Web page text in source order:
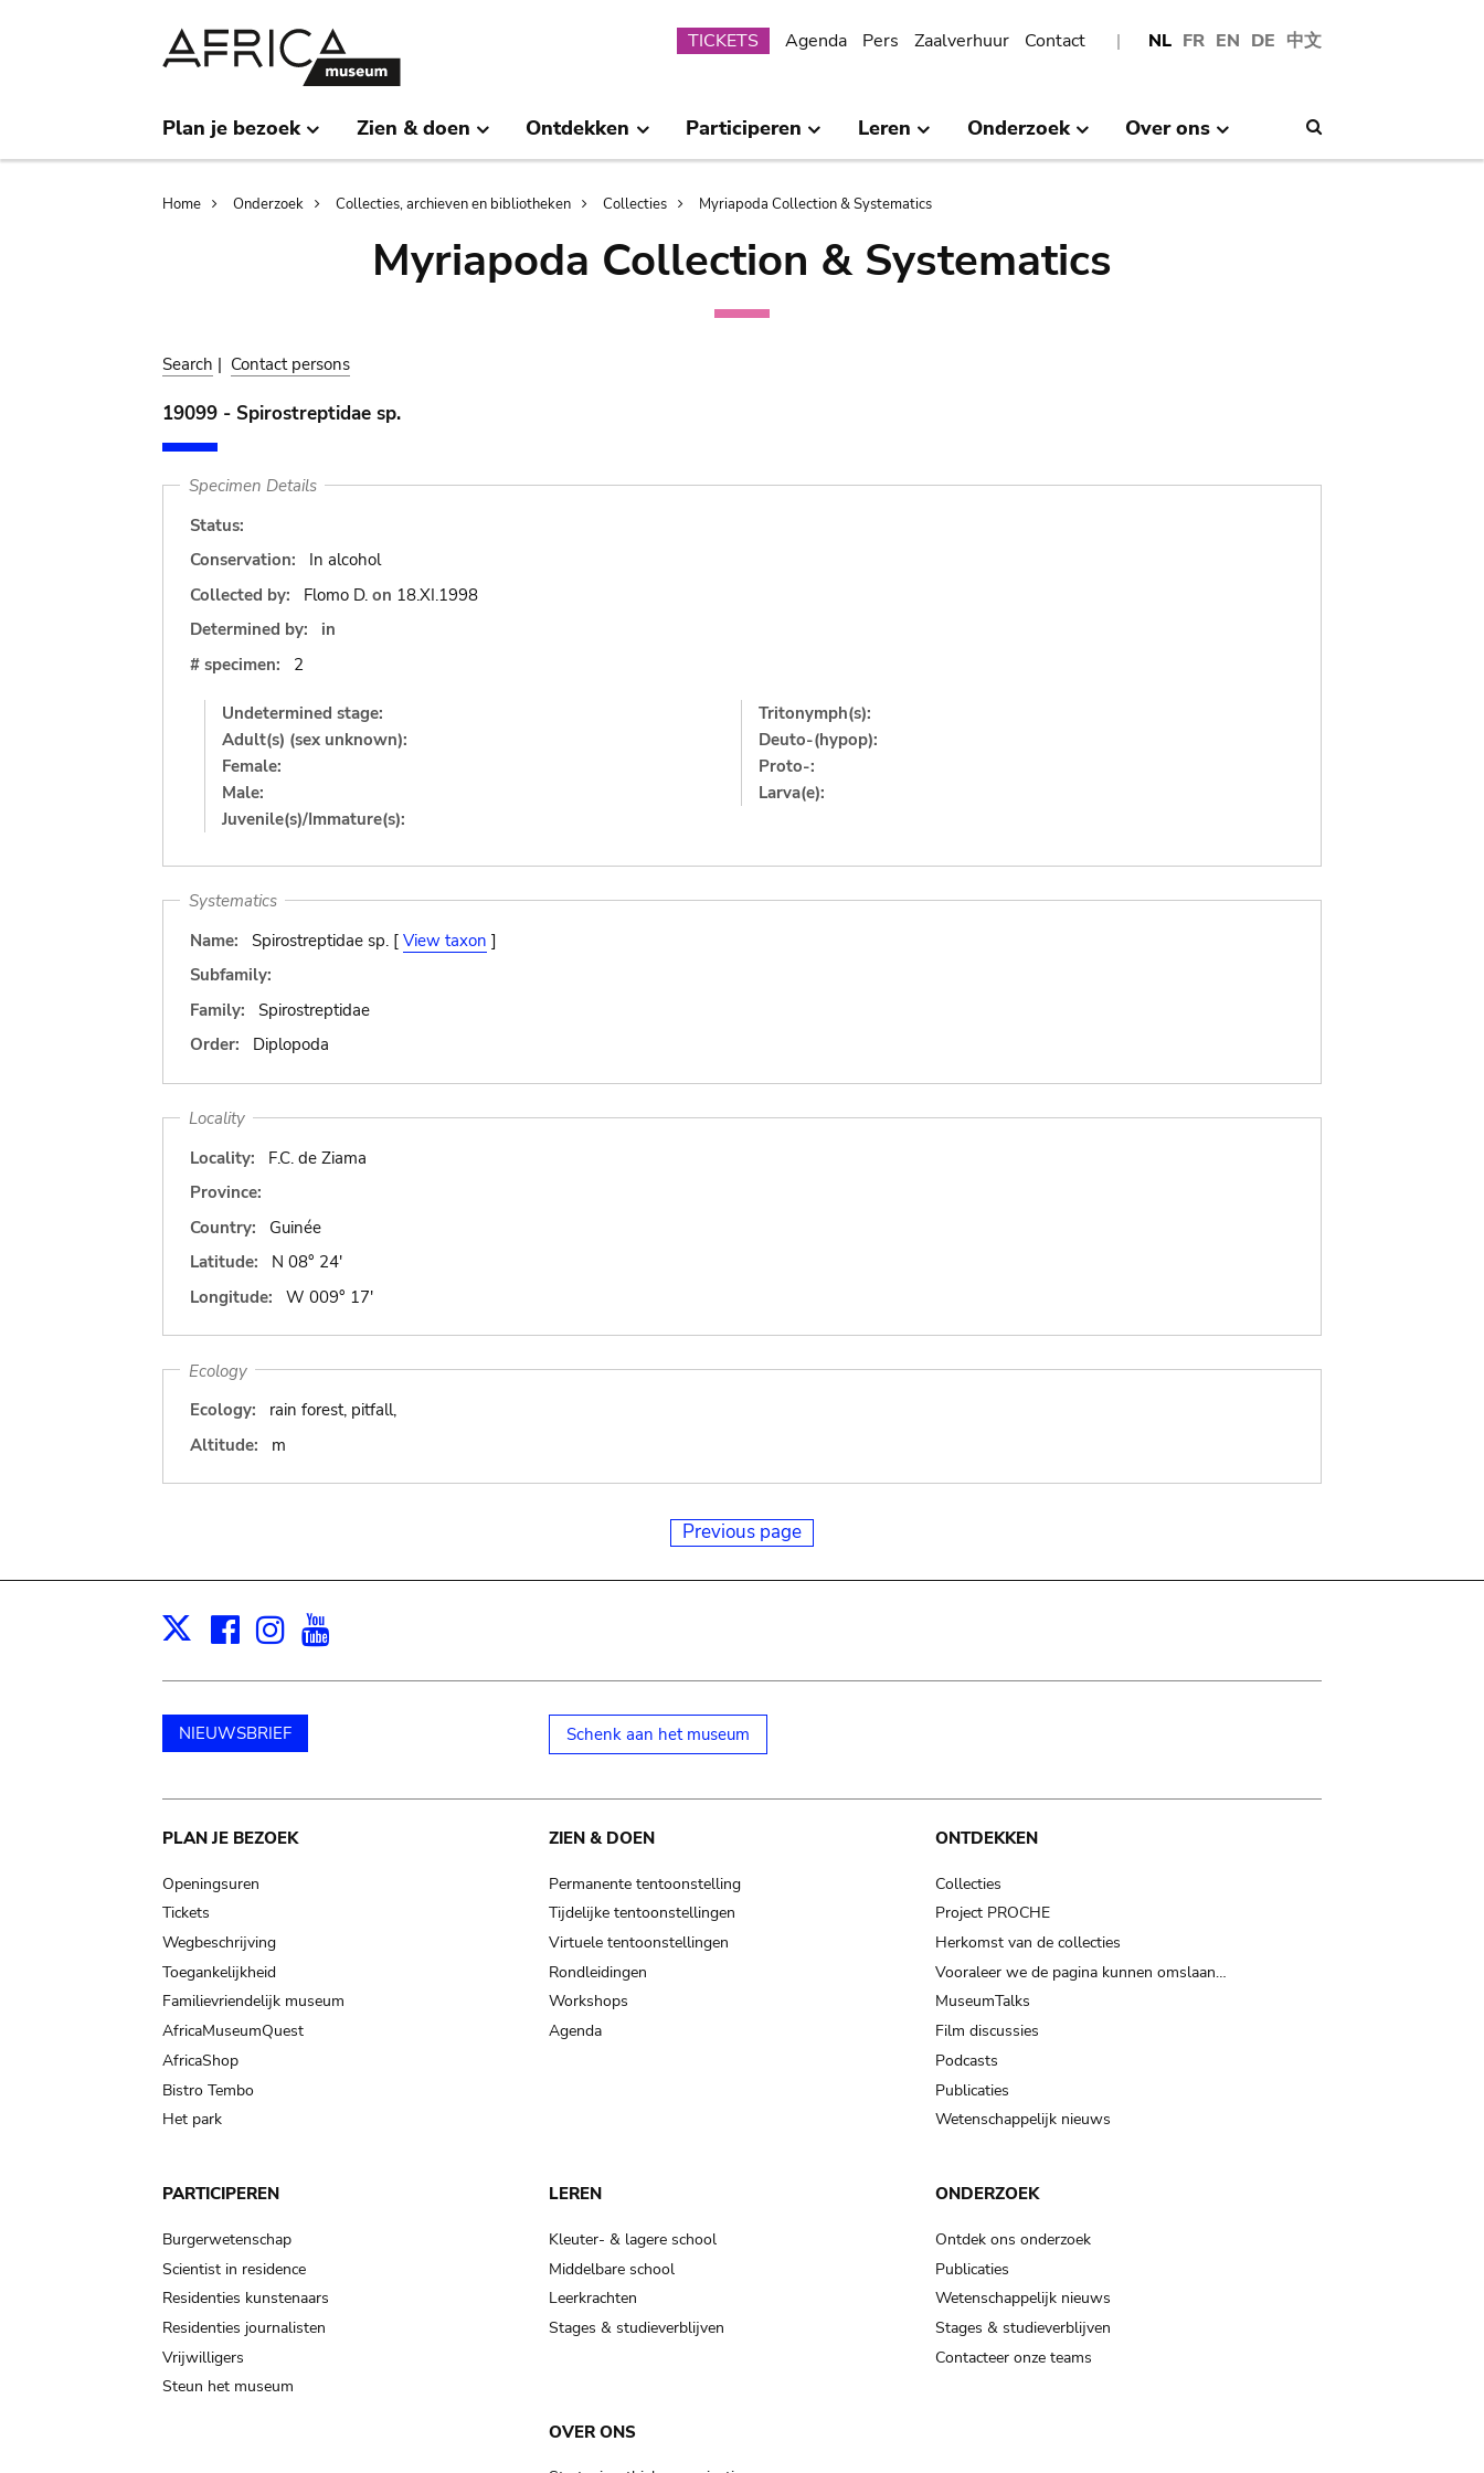
NL FR EN DE 中文
Submenu
TICKETS Agenda Pers Zaalverhuur Contact
Plan je bezoek Zien & doen Ontdekken Participeren Leren Onderzoek Over ons
Breadcrumb
Home Onderzoek Collecties, archieven en bibliotheken Collecties Myriapoda Collection & Systematics
Myriapoda Collection & Systematics
Search | Contact persons
19099 - Spirostreptidae sp.
Specimen Details
Status:
Conservation:
In alcohol
Collected by:
Flomo D. on 18.XI.1998
Determined by:
in
# specimen:
2
Undetermined stage:
Adult(s) (sex unknown):
Female:
Male:
Juvenile(s)/Immature(s):
Tritonymph(s):
Deuto-(hypop):
Proto-:
Larva(e):
Systematics
Name:
Spirostreptidae sp. [ View taxon ]
Subfamily:
Family:
Spirostreptidae
Order:
Diplopoda
Locality
Locality:
F.C. de Ziama
Province:
Country:
Guinée
Latitude:
N 08° 24'
Longitude:
W 009° 17'
Ecology
Ecology:
rain forest, pitfall,
Altitude:
m
Previous page
X Facebook
Instagram
NIEUWSBRIEF Schenk aan het museum
Main
navigation
PLAN JE BEZOEK
Openingsuren
Tickets
Wegbeschrijving
Toegankelijkheid
Familievriendelijk museum
AfricaMuseumQuest
AfricaShop
Bistro Tembo
Het park
ZIEN & DOEN
Permanente tentoonstelling
Tijdelijke tentoonstellingen
Virtuele tentoonstellingen
Rondleidingen
Workshops
Agenda
ONTDEKKEN
Collecties
Project PROCHE
Herkomst van de collecties
Vooraleer we de pagina kunnen omslaan…
MuseumTalks
Film discussies
Podcasts
Publicaties
Wetenschappelijk nieuws
PARTICIPEREN
Burgerwetenschap
Scientist in residence
Residenties kunstenaars
Residenties journalisten
Vrijwilligers
Steun het museum
LEREN
Kleuter- & lagere school
Middelbare school
Leerkrachten
Stages & studieverblijven
ONDERZOEK
Ontdek ons onderzoek
Publicaties
Wetenschappelijk nieuws
Stages & studieverblijven
Contacteer onze teams
OVER ONS